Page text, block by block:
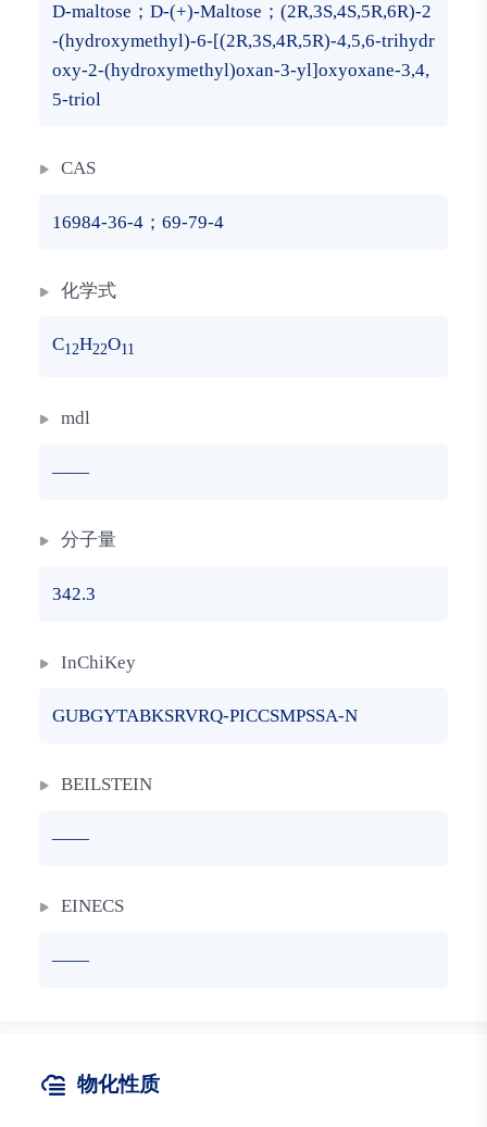
D-maltose；D-(+)-Maltose；(2R,3S,4S,5R,6R)-2
-(hydroxymethyl)-6-[(2R,3S,4R,5R)-4,5,6-trihydr
oxy-2-(hydroxymethyl)oxan-3-yl]oxyoxane-3,4,
5-triol
CAS
16984-36-4；69-79-4
化学式
C12H22O11
mdl
——
分子量
342.3
InChiKey
GUBGYTABKSRVRQ-PICCSMPSSA-N
BEILSTEIN
——
EINECS
——
物化性质